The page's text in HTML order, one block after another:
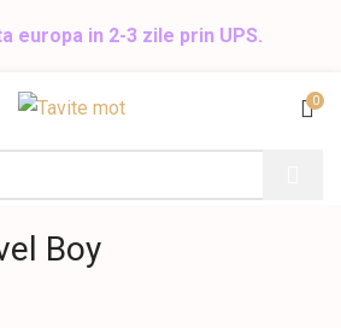
europa in 2-3 zile prin UPS.
0
Boy